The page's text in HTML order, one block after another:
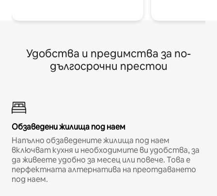
Удобства и предимства за по-
дългосрочни престои
Обзаведени жилища под наем
Напълно обзаведените жилища под наем
включват кухня и необходимите ви удобства, за
да живеете удобно за месец или повече. Това е
перфектната алтернатива на преотдаването
под наем.